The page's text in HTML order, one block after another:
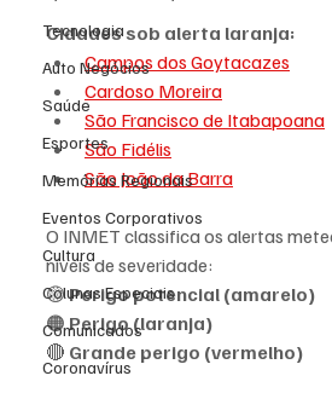
Tecnologia
Auto Negócios
Saúde
Esportes
Memórias Regionais
Eventos Corporativos
Cultura
Colunas Especiais
Comunicados
Coronavírus
Cidades sob alerta laranja:
Campos dos Goytacazes
Cardoso Moreira
São Francisco de Itabapoana
São Fidélis
São João da Barra
O INMET classifica os alertas
níveis de severidade:
🟡 Perigo potencial (amarelo)
🟠 Perigo (laranja)
🔴 Grande perigo (vermelho)